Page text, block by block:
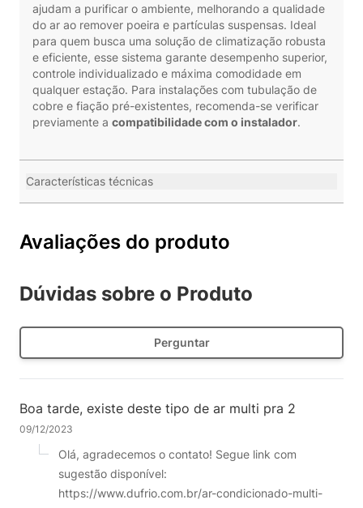
ajudam a purificar o ambiente, melhorando a qualidade
do ar ao remover poeira e partículas suspensas. Ideal
para quem busca uma solução de climatização robusta
e eficiente, esse sistema garante desempenho superior,
controle individualizado e máxima comodidade em
qualquer estação. Para instalações com tubulação de
cobre e fiação pré-existentes, recomenda-se verificar
previamente a compatibilidade com o instalador.
Características técnicas
Avaliações do produto
Dúvidas sobre o Produto
Perguntar
Boa tarde, existe deste tipo de ar multi pra 2
09/12/2023
Olá, agradecemos o contato! Segue link com
sugestão disponível:
https://www.dufrio.com.br/ar-condicionado-multi-